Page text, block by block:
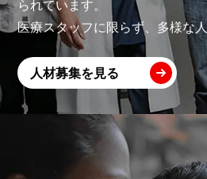
られています。
医療スタッフに限らず、多様な
人材募集を見る